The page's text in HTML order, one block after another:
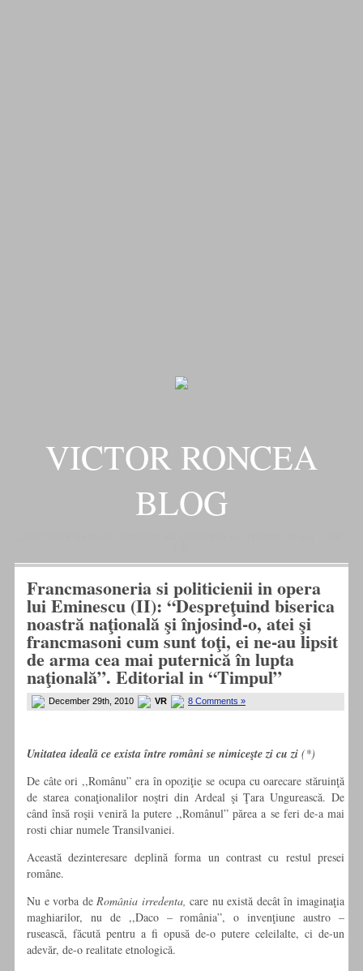
VICTOR RONCEA
BLOG
Francmasoneria si politicienii in opera
lui Eminescu (II): “Despreţuind biserica
noastră naţională şi înjosind-o, atei şi
francmasoni cum sunt toţi, ei ne-au lipsit
de arma cea mai puternică în lupta
naţională”. Editorial in “Timpul”
December 29th, 2010 VR 8 Comments »
Unitatea ideală ce exista între români se nimiceşte zi cu zi (*)
De câte ori ,,Românu” era în opoziţie se ocupa cu oarecare stăruinţă
de starea conaţionalilor noştri din Ardeal şi Ţara Ungurească. De
când însă roşii veniră la putere ,,Românul” părea a se feri de-a mai
rosti chiar numele Transilvaniei.
Această dezinteresare deplină forma un contrast cu restul presei
române.
Nu e vorba deRomânia irredenta, care nu există decât în imaginaţia
maghiarilor, nu de ,,Daco – românia”, o invenţiune austro –
rusească, făcută pentru a fi opusă de-o putere celeilalte, ci de-un
adevăr, de-o realitate etnologică.